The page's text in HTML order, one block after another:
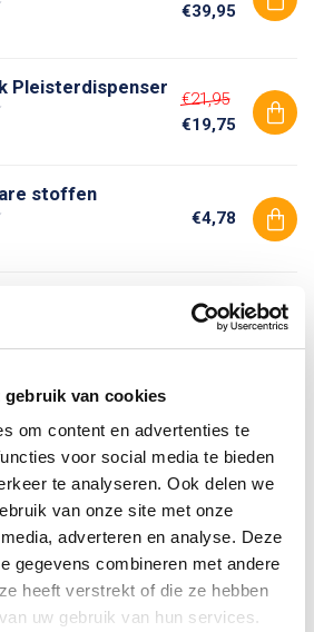
gebruik van cookies
om content en advertenties te
voor social media te bieden
te analyseren. Ook delen we
van onze site met onze
adverteren en analyse. Deze
gegevens combineren met andere
heeft verstrekt of die ze hebben
uw gebruik van hun services.
€39,95
Pleisterdispenser
€21,95
€19,75
stoffen
€4,78
€2,95
dit product?
je bestelling? Neem contact op
We helpen je graag verder!